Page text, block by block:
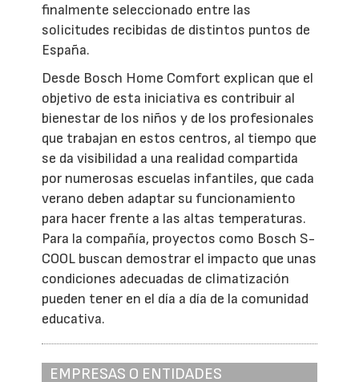
finalmente seleccionado entre las
solicitudes recibidas de distintos puntos de
España.
Desde Bosch Home Comfort explican que el
objetivo de esta iniciativa es contribuir al
bienestar de los niños y de los profesionales
que trabajan en estos centros, al tiempo que
se da visibilidad a una realidad compartida
por numerosas escuelas infantiles, que cada
verano deben adaptar su funcionamiento
para hacer frente a las altas temperaturas.
Para la compañía, proyectos como Bosch S-
COOL buscan demostrar el impacto que unas
condiciones adecuadas de climatización
pueden tener en el día a día de la comunidad
educativa.
EMPRESAS O ENTIDADES